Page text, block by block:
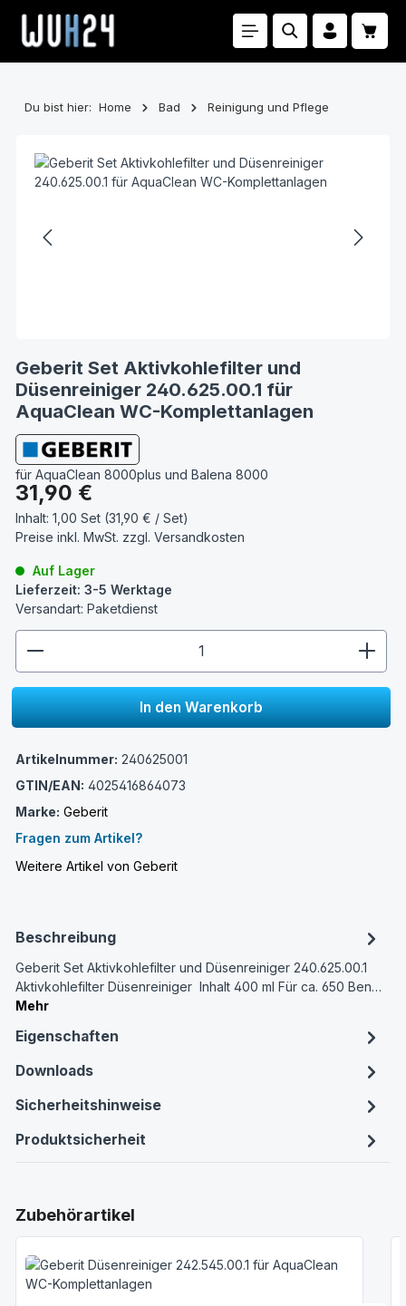
Zum Hauptinhalt springen
Du bist hier: Home Bad Reinigung und Pflege
Geberit Set Aktivkohlefilter und
Düsenreiniger 240.625.00.1 für
AquaClean WC-Komplettanlagen
für AquaClean 8000plus und Balena 8000
Regulärer Preis:
31,90 €
Inhalt: 1,00 Set (31,90 € / Set)
Preise inkl. MwSt. zzgl. Versandkosten
Auf Lager
Lieferzeit: 3-5 Werktage
Versandart: Paketdienst
In den Warenkorb
Artikelnummer: 240625001
GTIN/EAN: 4025416864073
Marke: Geberit
Fragen zum Artikel?
Weitere Artikel von Geberit
Beschreibung
Geberit Set Aktivkohlefilter und Düsenreiniger 240.625.00.1
Aktivkohlefilter Düsenreiniger Inhalt 400 ml Für ca. 650 Ben…
Mehr
Eigenschaften
Downloads
Sicherheitshinweise
Produktsicherheit
Produktgalerie überspringen
Zubehörartikel